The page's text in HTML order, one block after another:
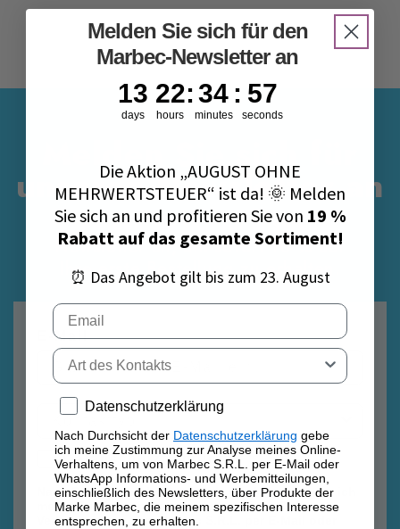
Melden Sie sich für
unseren Newsletter an
Melden Sie sich für unseren
Newsletter an, um sofort 10 % auf
Ihre erste Bestellung zu erhalten.
E-Mail
Datenschutzrichtlinie
Datenschutzrichtlinie
Nach Durchsicht derDatenschutzerklärunggebe ich
meine Zustimmung zur Analyse meines Online-
Verhaltens, um von Marbec S.R.L. per E-Mail oder
Melden Sie sich für den
Marbec-Newsletter an
Countdown ends in:
13
13
days
22
22
hours
:: 34
34
minutes
: 57
57
seconds
Die Aktion „AUGUST OHNE
MEHRWERTSTEUER“ ist da! 🌞 Melden
Sie sich an und profitieren Sie von 19 %
Rabatt auf das gesamte Sortiment!
⏰ Das Angebot gilt bis zum 23. August
Email
Tipo di contatto
Privacy policy
Datenschutzerklärung
Nach Durchsicht der Datenschutzerklärung gebe
ich meine Zustimmung zur Analyse meines Online-
Verhaltens, um von Marbec S.R.L. per E-Mail oder
WhatsApp Informations- und Werbemitteilungen,
einschließlich des Newsletters, über Produkte der
Marke Marbec, die meinem spezifischen Interesse
entsprechen, zu erhalten.